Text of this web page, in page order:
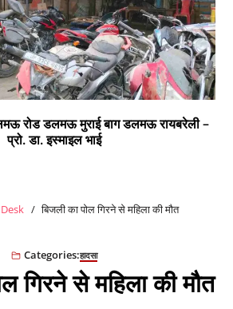
रोड डलमऊ मुराई बाग डलमऊ रायबरेली –
प्रो. डा. इस्माइल भाई
बिजली का पोल गिरने से महिला की मौत
Categories:हादसा
गिरने से महिला की मौत